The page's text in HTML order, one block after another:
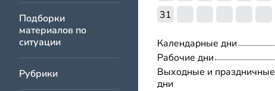
Подборки
материалов по
ситуации
Рубрики
31
Календарные дни
Рабочие дни
Выходные и праздничные
дни